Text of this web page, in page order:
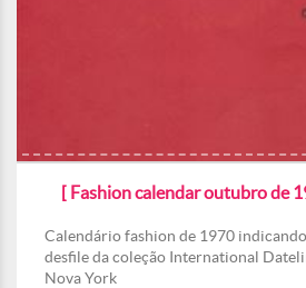
[ Fashion calendar outubro de
Calendário fashion de 1970
desfile da coleção International
Nova York